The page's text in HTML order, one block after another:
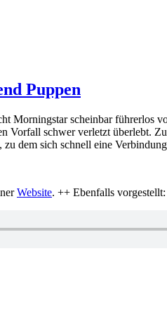
Puppen
scheinbar führerlos
Vorfall schwer verletzt überlebt.
dem sich schnell eine
Website. ++ Ebenfalls vorgestellt: